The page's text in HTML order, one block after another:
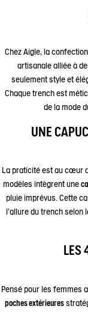
Chez Aigle, la
artisanale alliée à
seulement style et
Chaque trench est
de la mode
UNE
La praticité est au cœur
modèles intègrent une
pluie imprévus. Cette
l'allure du trench selon
LES
Pensé pour les femmes
poches extérieures